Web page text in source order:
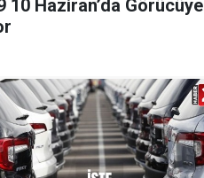
10 Haziran’da Görücüye